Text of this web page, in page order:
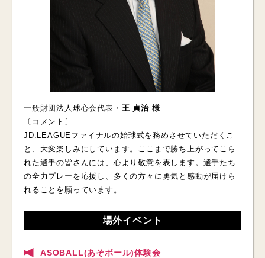
一般財団法人球心会代表・ 王 貞治 様
〔コメント〕
JD.LEAGUEファイナルの始球式を務めさせていただくこ
と、大変楽しみにしています。ここまで勝ち上がってこら
れた選手の皆さんには、心より敬意を表します。選手たち
の全力プレーを応援し、多くの方々に勇気と感動が届けら
れることを願っています。
場外イベント
ASOBALL(あそボール)体験会